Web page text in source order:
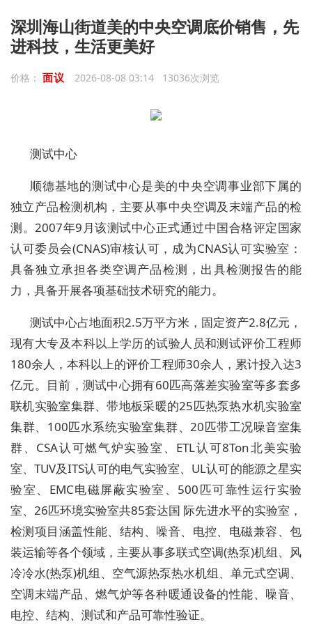
深圳海山街道美的中央空调底价销售，先
进科技，生活更美好
价格： 面议 2026-08-08 03:14 13036次浏览
测试中心
顺德基地的测试中心是美的中央空调事业部下属的
独立产品检测机构，主要从事中央空调及末端产品的检
测。2007年9月该测试中心正式通过中国合格评定国家
认可委员会(CNAS)审核认可，成为CNAS认可实验室：
具备独立承担各类空调产品检测，出具检测报告的能
力，具备开展各项基础技术研究的能力。
测试中心占地面积2.5万平方米，固定资产2.8亿元，
现有大专及本科以上学历的试验人员和测试评价工程师
180余人，本科以上的评价工程师30余人，累计投入达3
亿元。目前，测试中心拥有60匹高落差实验室等多套多
联机实验室集群、带地板采暖的25匹热泵热水机实验室
集群、100匹水系统实验室集群、20匹带工况噪音室集
群、CSA认可燃气炉实验室、ETL认可8Ton北美实验
室、TUV及ITS认可的电气实验室、UL认可的能源之星实
验室、EMC电磁屏蔽实验室、500匹可靠性运行实验
室、26匹环境实验室共85套达国 际先进水平的实验室，
检测项目涵盖性能、结构、噪音、电控、电磁兼容、包
装运输等各个领域，主要从事多联式空调(热泵)机组、风
冷冷水(热泵)机组、空气源热泵热水机组、单元式空调、
空调末端产品、燃气炉等各种暖通设备的性能、噪音、
电控、结构、测试和产品可靠性验证。